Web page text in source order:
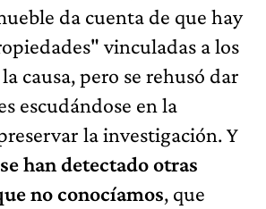
da cuenta de que hay
vinculadas a los
causa, pero se rehusó dar
escudándose en la
la investigación. Y
se han detectado otras
no conocíamos, que